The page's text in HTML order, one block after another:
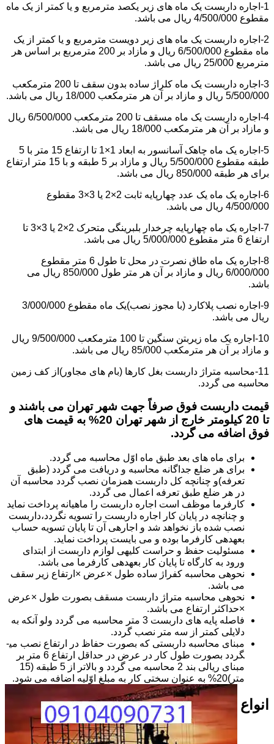
1-اجاره داربست یک ماه های زیر یکصد مترمربع و یا کمتر از یک ماه
مقطوع 4/500/000 ریال می باشد.
2-اجاره داربست یک ماه های زیر دویست مترمربع و یا کمتر از یک
ماه مقطوع 6/500/000 ریال و مازاد بر 200 مترمربع بر اساس هر
مترمربع 25/000 ریال می باشد.
3-اجاره داربست یک ماه کلراژ ساده بدون سقف تا 200 مترمکعب
5/500/000 ریال و مازاد بر آن هر مترمکعب 18/000 ریال می باشد.
4-اجاره داربست یک ماه مسقف تا 200 مترمکعب 6/500/000 ریال
و مازاد بر آن هر مترمکعب 18/000 ریال می باشد.
5-اجاره یک ماه چاهک آسانسور به ابعاد 1×1 تا ارتفاع 15 متر با 5
طبقه مقطوع 5/500/000 ریال و مازاد بر 5 طبقه و با 15 متر ارتفاع
برای هر طبقه 850/000 ریال می باشد.
6-اجاره یک ماه یک عدد چهارپایه ثابت 2×2 یا 3×3 مقطوع
4/500/000 ریال می باشد.
7-اجاره یک ماه چهارپایه چرخدار بلبرینگی متحرک 2×2 یا 3×3 تا
ارتفاع 6 متر مقطوع 5/000/000 ریال می باشد.
8-اجاره یک ماه طاق نصرت در محل تا طول 6 متر مقطوع
6/000/000 ریال و مازاد بر آن هر متر طول 850/000 ریال می
باشد.
9-اجاره نصب پلاکارد (با مجوز نصب)یک ماه مقطوع 3/000/000
ریال می باشد.
10-اجاره یک ماه زیربتن سنگین تا 100 مترمکعب 9/500/000 ریال
و مازاد بر آن هر مترمکعب 85/000 ریال می باشد.
11-محاسبه متراژ داربست بغل کارها (بام های مجاور)از کف زمین
محاسبه می گردد.
قیمت داربست فوق صرفاً جهت شهر تهران می باشند و
تا 20 کیلومتر خارج از شهر تهران 20% به قیمت های
فوق اضافه می گردد.
برای ماه های بعد طبق ماه اوّل محاسبه می گردد.
برای هر ضلع جداگانه محاسبه و دریافت می گردد (طبق
تعرفه)و چنانچه کل داربست همزمان نصب گردد محاسبه آن
در هر ضلع طبق تعرفه اعمال می گردد.
کارفرما موظف است اجاره داربست را ماهیانه پرداخت نماید
و چنانچه در پایان کار اجاره داربست را تسویه نگردد،داربست
نصب شده باز نخواهد شد و اجاره­ی آن تا پایان تسویه حساب
بعهده­ی کارفرما بوده و می بایست پرداخت نماید.
مسئولیت حفظ و حراست کلیه­ی لوازم داربست از ابتدای
ورود به کارگاه تا پایان کار بعهده­ی کارفرما می باشد.
نحوه­ی محاسبه کفراژ ساده طول ×عرض ×ارتفاع زیر سقف
می باشد.
نحوه­ی محاسبه متراژ داربست مسقف بصورت طول ×عرض
×حداکثر ارتفاع می باشد.
فاصله پایه های داربست 3 متر محاسبه می گردد ولو آنکه به
دلایلی کمتر از سه متر نصب گردد.
مبنای محاسبه داربستی که بصورت حفاظ در ارتفاع نصب می­
گردد بصورت طول کار در عرض در حداقل ارتفاع 6 متر بر
مبنای ریالی بند 2 محاسبه می گردد و بالاتر از 5 طبقه (15
متر)20% به عنوان سختی کار به مبلغ اوّلیه اضافه می شود.
انواع